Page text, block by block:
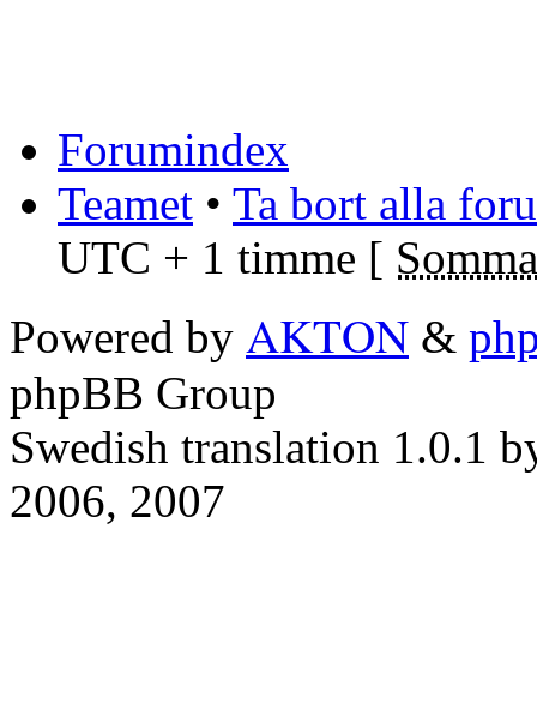
Forumindex
Teamet • Ta bort alla
UTC + 1 timme [
Powered by AKTON &
phpBB Group
Swedish translation 1.0.1
2006, 2007